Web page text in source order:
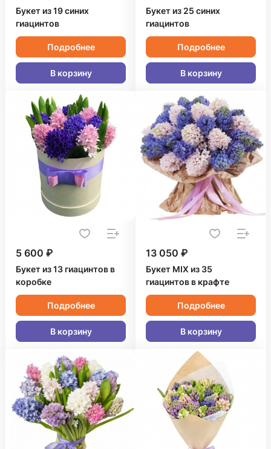
Букет из 19 синих
гиацинтов
Подробнее
В корзину
Букет из 25 синих
гиацинтов
Подробнее
В корзину
5 600 ₽
Букет из 13 гиацинтов в
коробке
Подробнее
В корзину
13 050 ₽
Букет MIX из 35
гиацинтов в крафте
Подробнее
В корзину